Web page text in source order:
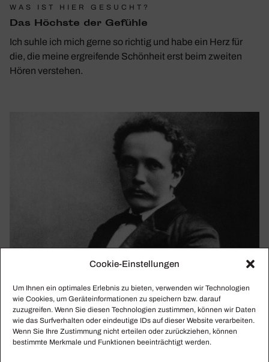
Cookie-Einstellungen
Um Ihnen ein optimales Erlebnis zu bieten, verwenden wir Technologien
wie Cookies, um Geräteinformationen zu speichern bzw. darauf
zuzugreifen. Wenn Sie diesen Technologien zustimmen, können wir Daten
wie das Surfverhalten oder eindeutige IDs auf dieser Website verarbeiten.
Wenn Sie Ihre Zustimmung nicht erteilen oder zurückziehen, können
bestimmte Merkmale und Funktionen beeinträchtigt werden.
WAS IST HIER GESUCHT?
Das Höchste der Gefühle
Ich suhle ich mich gerne so richtig und habe ein Herz für
die, die meine ergreifende Schönheit erst beim zweiten
Hören verstehen.